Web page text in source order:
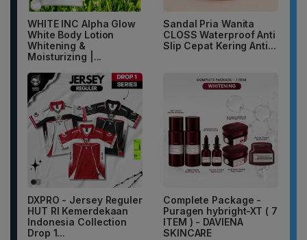
WHITE INC Alpha Glow
White Body Lotion
Whitening &
Moisturizing |...
Sandal Pria Wanita
CLOSS Waterproof Anti
Slip Cepat Kering Anti...
DXPRO - Jersey Reguler
HUT RI Kemerdekaan
Indonesia Collection
Drop 1...
Complete Package -
Puragen hybright-XT ( 7
ITEM ) - DAVIENA
SKINCARE